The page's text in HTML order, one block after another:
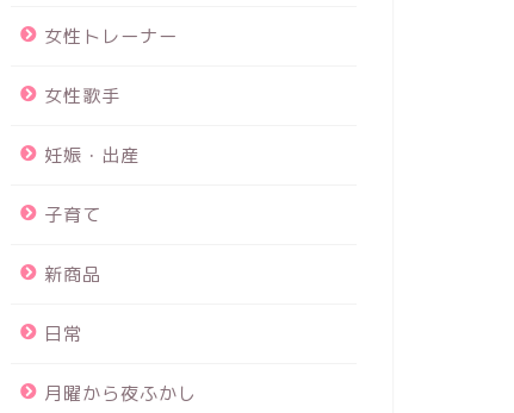
女性トレーナー
女性歌手
妊娠・出産
子育て
新商品
日常
月曜から夜ふかし